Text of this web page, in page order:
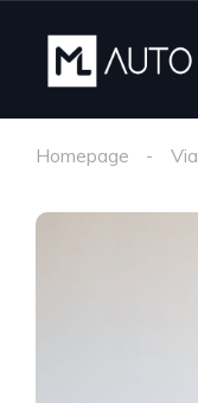
Homepage